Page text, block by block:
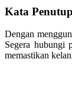
Kata Penutup
Dengan
Segera hubungi
memastikan